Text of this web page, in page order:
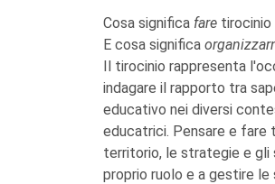
Cosa significa fare tirocinio
E cosa significa
Il tirocinio rappresenta
indagare il rapporto tra
educativo nei diversi
educatrici. Pensare e fare
territorio, le strategie e gli
proprio ruolo e a gestire le